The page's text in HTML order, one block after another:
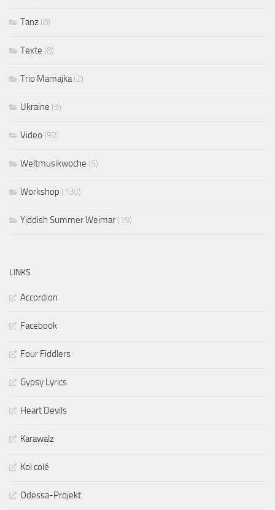
Tanz (8)
Texte (8)
Trio Mamajka(2)
Ukraine (3)
Video (92)
Weltmusikwoche (5)
Workshop (130)
Yiddish Summer Weimar (19)
LINKS
Accordion
Facebook
Four Fiddlers
Gypsy Lyrics
Heart Devils
Karawalz
Kol colé
Odessa-Projekt